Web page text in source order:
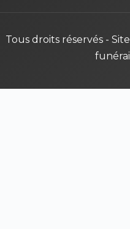
Tous droits réservés -